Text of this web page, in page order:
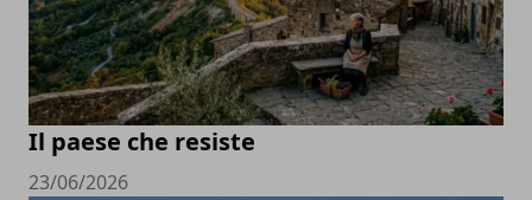
Il paese che resiste
23/06/2026